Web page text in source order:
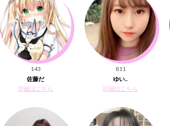
143
佐藤だ
詳細はこちら
811
ゆい..
詳細はこちら